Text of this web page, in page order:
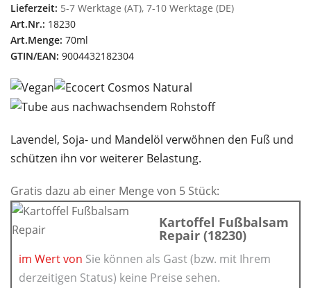
Lieferzeit: 5-7 Werktage (AT), 7-10 Werktage (DE)
Art.Nr.: 18230
Art.Menge: 70ml
GTIN/EAN: 9004432182304
Lavendel, Soja- und Mandelöl verwöhnen den Fuß und
schützen ihn vor weiterer Belastung.
Gratis dazu ab einer Menge von 5 Stück:
Kartoffel Fußbalsam
Repair (18230)
im Wert von Sie können als Gast (bzw. mit Ihrem
derzeitigen Status) keine Preise sehen.